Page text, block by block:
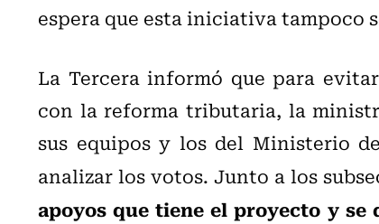
espera que esta iniciativa tampoco
La Tercera informó que para
con la reforma tributaria, la
sus equipos y los del Ministerio
analizar los votos. Junto a los
apoyos que tiene el proyecto y